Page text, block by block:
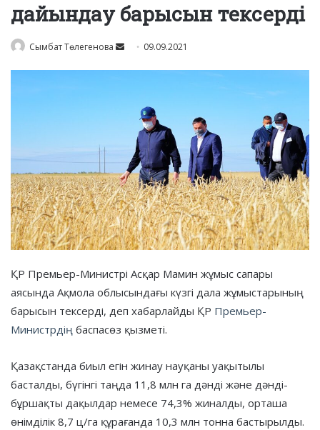
дайындау барысын тексерді
Сымбат Төлегенова
Send 09.09.2021
ҚР Премьер-Министрі Асқар Мамин жұмыс сапары
аясында Ақмола облысындағы күзгі дала жұмыстарының
барысын тексерді, деп хабарлайды ҚР Премьер-
Министрдің баспасөз қызметі.
Қазақстанда биыл егін жинау науқаны уақытылы
басталды, бүгінгі таңда 11,8 млн га дәнді және дәнді-
бұршақты дақылдар немесе 74,3% жиналды, орташа
өнімділік 8,7 ц/га құрағанда 10,3 млн тонна бастырылды.